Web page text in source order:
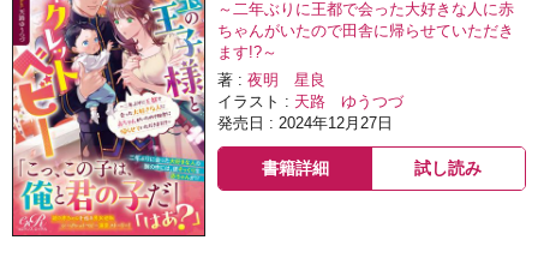
～二年ぶりに王都で会った大好きな人に赤
ちゃんがいたので田舎に帰らせていただき
ます!?～
著 :夜明 星良
イラスト : 天路 ゆうつづ
発売日 : 2024年12月27日
書籍詳細 試し読み